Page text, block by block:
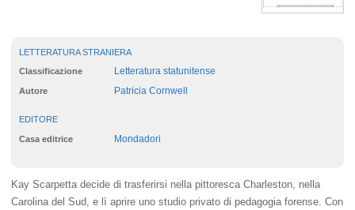
LETTERATURA STRANIERA
Classificazione Letteratura statunitense
Autore Patricia Cornwell
EDITORE
Casa editrice Mondadori
Kay Scarpetta decide di trasferirsi nella pittoresca Charleston, nella
Carolina del Sud, e lì aprire uno studio privato di pedagogia forense. Con